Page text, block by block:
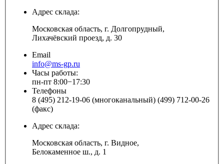
Адрес склада:
Московская область, г. Долгопрудный,
Лихачёвский проезд, д. 30
Email
info@ms-gp.ru
Часы работы:
пн-пт 8:00−17:30
Телефоны
8 (495) 212-19-06 (многоканальный) (499) 712-00-26
(факс)
Адрес склада:
Московская область, г. Видное,
Белокаменное ш., д. 1